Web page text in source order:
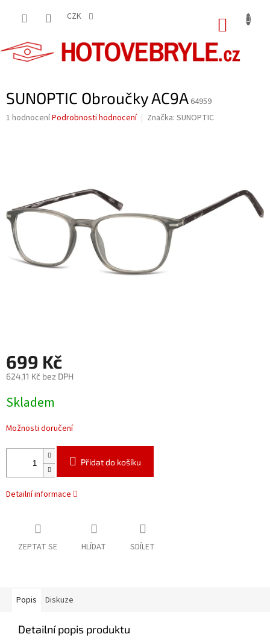
CZK
SUNOPTIC Obroučky AC9A 64959
Průměrné
hvězdiček.
1 hodnoceníPodrobnosti hodnocení Značka: SUNOPTIC
699 Kč
624,11 Kč bez DPH
cena:
Skladem
Možnosti doručení
Přidat do košíku
Detailní informace
ZEPTAT SE HLÍDAT SDÍLET
Popis Diskuze
Detailní popis produktu